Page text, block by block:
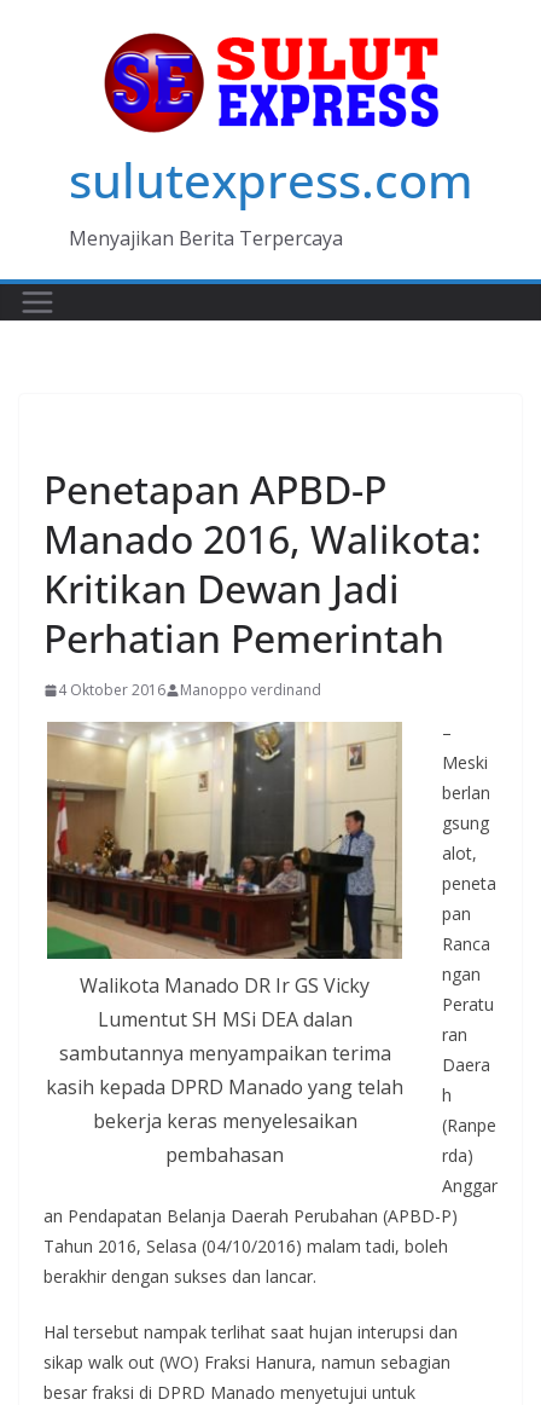
sulutexpress.com
Menyajikan Berita Terpercaya
Penetapan APBD-P
Manado 2016, Walikota:
Kritikan Dewan Jadi
Perhatian Pemerintah
4 Oktober 2016 Manoppo verdinand
Walikota Manado DR Ir GS Vicky
Lumentut SH MSi DEA dalan
sambutannya menyampaikan terima
kasih kepada DPRD Manado yang telah
bekerja keras menyelesaikan
pembahasan
–
Meski
berlan
gsung
alot,
peneta
pan
Ranca
ngan
Peratu
ran
Daera
h
(Ranpe
rda)
Anggar
an Pendapatan Belanja Daerah Perubahan (APBD-P)
Tahun 2016, Selasa (04/10/2016) malam tadi, boleh
berakhir dengan sukses dan lancar.
Hal tersebut nampak terlihat saat hujan interupsi dan
sikap walk out (WO) Fraksi Hanura, namun sebagian
besar fraksi di DPRD Manado menyetujui untuk